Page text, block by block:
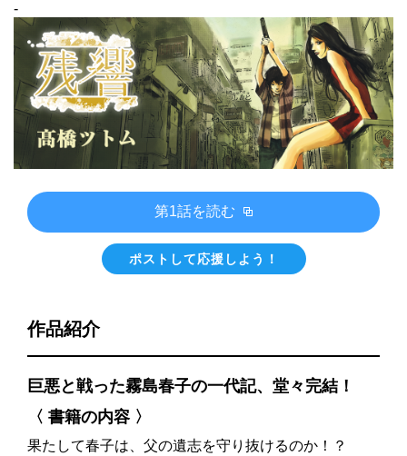
-
第1話を読む
ポストして応援しよう！
作品紹介
巨悪と戦った霧島春子の一代記、堂々完結！
〈 書籍の内容 〉
果たして春子は、父の遺志を守り抜けるのか！？